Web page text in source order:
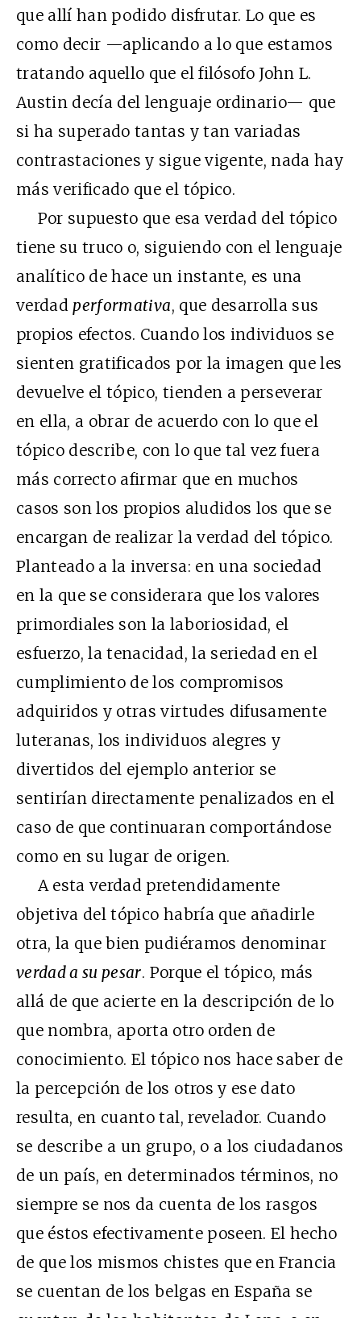
que allí han podido disfrutar. Lo que es
como decir —aplicando a lo que estamos
tratando aquello que el filósofo John L.
Austin decía del lenguaje ordinario— que
si ha superado tantas y tan variadas
contrastaciones y sigue vigente, nada hay
más verificado que el tópico.
Por supuesto que esa verdad del tópico
tiene su truco o, siguiendo con el lenguaje
analítico de hace un instante, es una
verdad performativa, que desarrolla sus
propios efectos. Cuando los individuos se
sienten gratificados por la imagen que les
devuelve el tópico, tienden a perseverar
en ella, a obrar de acuerdo con lo que el
tópico describe, con lo que tal vez fuera
más correcto afirmar que en muchos
casos son los propios aludidos los que se
encargan de realizar la verdad del tópico.
Planteado a la inversa: en una sociedad
en la que se considerara que los valores
primordiales son la laboriosidad, el
esfuerzo, la tenacidad, la seriedad en el
cumplimiento de los compromisos
adquiridos y otras virtudes difusamente
luteranas, los individuos alegres y
divertidos del ejemplo anterior se
sentirían directamente penalizados en el
caso de que continuaran comportándose
como en su lugar de origen.
A esta verdad pretendidamente
objetiva del tópico habría que añadirle
otra, la que bien pudiéramos denominar
verdad a su pesar. Porque el tópico, más
allá de que acierte en la descripción de lo
que nombra, aporta otro orden de
conocimiento. El tópico nos hace saber de
la percepción de los otros y ese dato
resulta, en cuanto tal, revelador. Cuando
se describe a un grupo, o a los ciudadanos
de un país, en determinados términos, no
siempre se nos da cuenta de los rasgos
que éstos efectivamente poseen. El hecho
de que los mismos chistes que en Francia
se cuentan de los belgas en España se